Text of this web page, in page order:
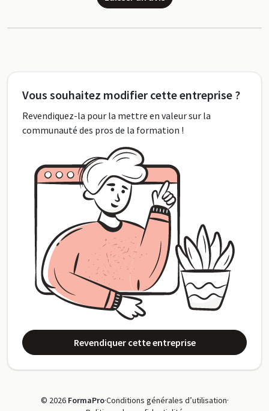
Vous souhaitez modifier cette entreprise ?
Revendiquez-la pour la mettre en valeur sur la
communauté des pros de la formation !
Revendiquer cette entreprise
© 2026 FormaPro·Conditions générales d’utilisation·